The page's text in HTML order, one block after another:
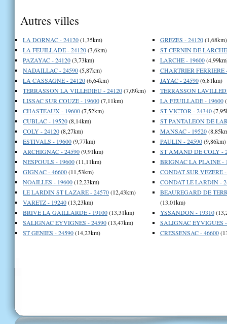
Autres villes
LA DORNAC - 24120(1,35km)
LA FEUILLADE - 24120(3,6km)
PAZAYAC - 24120(3,73km)
NADAILLAC - 24590(5,87km)
LA CASSAGNE - 24120(6,64km)
TERRASSON LA VILLEDIEU - 24120(7,09km)
LISSAC SUR COUZE - 19600(7,11km)
CHASTEAUX - 19600(7,52km)
CUBLAC - 19520(8,14km)
COLY - 24120(8,27km)
ESTIVALS - 19600(9,77km)
ARCHIGNAC - 24590(9,91km)
NESPOULS - 19600(11,11km)
GIGNAC - 46600(11,53km)
NOAILLES - 19600(12,23km)
LE LARDIN ST LAZARE - 24570(12,43km)
VARETZ - 19240(13,23km)
BRIVE LA GAILLARDE - 19100(13,31km)
SALIGNAC EYVIGNES - 24590(13,47km)
ST GENIES - 24590(14,23km)
GREZES - 24120(1,68km)
ST CERNIN DE
LARCHE - 19600
CHARTRIER FERRIERE
JAYAC - 24590(6,81km)
TERRASSON
LA FEUILLADE - 19600
ST VICTOR - 24340
ST PANTALEON DE
MANSAC - 19520
PAULIN - 24590(9,86km)
ST AMAND DE COLY -
BRIGNAC LA PLAINE -
CONDAT SUR VEZERE
CONDAT LE LARDIN -
BEAUREGARD DE
(13,01km)
YSSANDON - 19310
SALIGNAC EYVIGUES -
CRESSENSAC - 46600